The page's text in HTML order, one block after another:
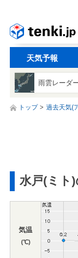
天気予報
雨雲レーダ
トップ 過去天気(
水戸(ミト
気温
(℃)